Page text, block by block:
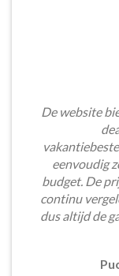
De website
eenvoudig
budget. De
continu
dus altijd de